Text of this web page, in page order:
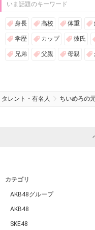
いま話題のキーワード
身長 高校 体重
学歴 カップ 彼氏
兄弟 父親 母親
タレント・有名人 ちいめろの
カテゴリ
AKB48グループ
AKB48
SKE48